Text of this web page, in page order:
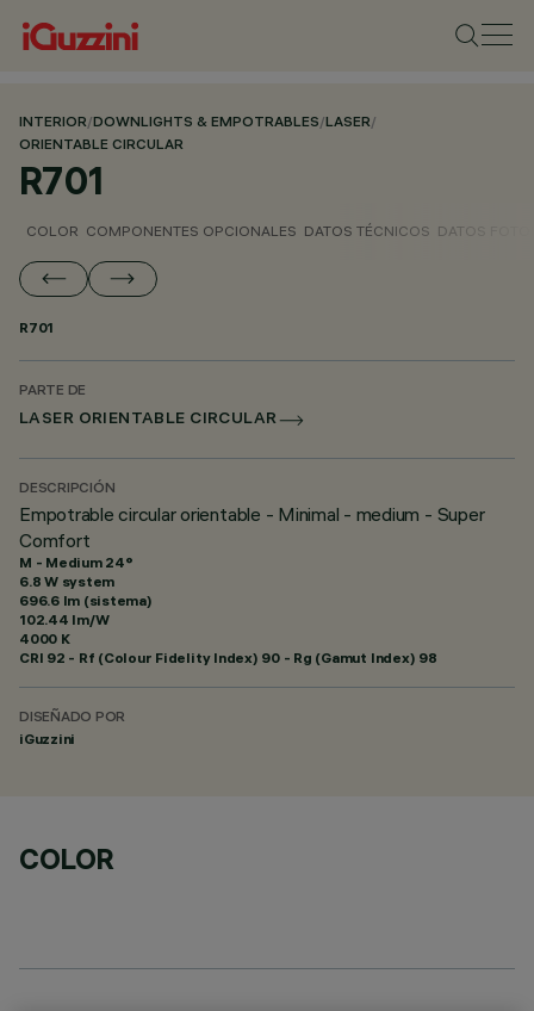
INTERIOR/DOWNLIGHTS & EMPOTRABLES/LASER/
ORIENTABLE CIRCULAR
R701
COLOR COMPONENTES OPCIONALES DATOS TÉCNICOS DATOS
R701
PARTE DE
LASER ORIENTABLE CIRCULAR
DESCRIPCIÓN
Empotrable circular orientable - Minimal - medium - Super
Comfort
M - Medium 24°
6.8 W system
696.6 lm (sistema)
102.44 lm/W
4000 K
CRI 92 - Rf (Colour Fidelity Index) 90 - Rg (Gamut Index) 98
DISEÑADO POR
iGuzzini
COLOR